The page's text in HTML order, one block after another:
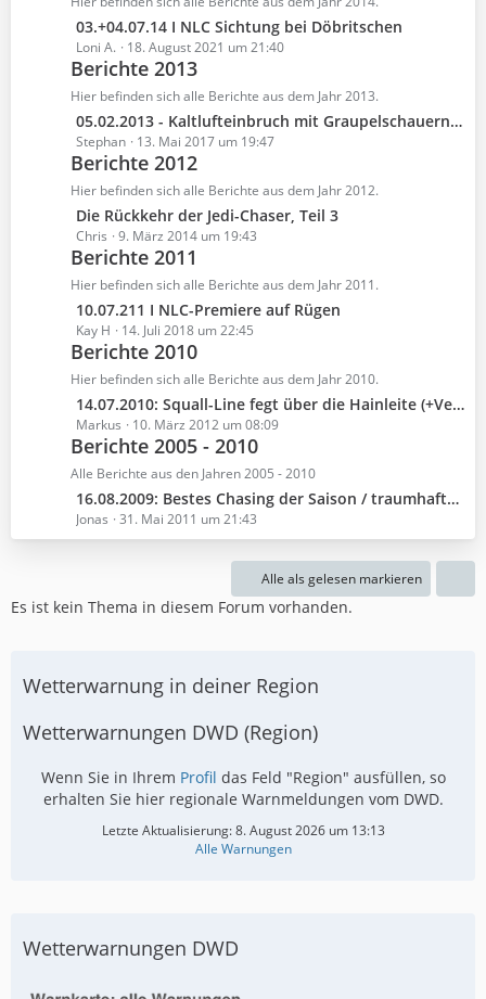
e
i
ä
g
e
e
B
i
r
ä
g
e
L
e
t
z
e
B
i
r
ä
g
e
03.+04.07.14 I NLC Sichtung bei Döbritschen
Loni A. 18. August 2021 um 21:40
Berichte 2013
Hier befinden sich alle Berichte aus dem Jahr 2013.
L
e
t
z
e
B
i
ä
g
e
05.02.2013 - Kaltlufteinbruch mit Graupelschauern in Jena
Stephan 13. Mai 2017 um 19:47
Berichte 2012
Hier befinden sich alle Berichte aus dem Jahr 2012.
L
e
t
z
e
B
i
ä
g
e
Die Rückkehr der Jedi-Chaser, Teil 3
Chris 9. März 2014 um 19:43
Berichte 2011
Hier befinden sich alle Berichte aus dem Jahr 2011.
L
e
t
z
e
B
i
r
10.07.211 I NLC-Premiere auf Rügen
Kay H 14. Juli 2018 um 22:45
Berichte 2010
Hier befinden sich alle Berichte aus dem Jahr 2010.
L
e
t
z
e
B
t
e
14.07.2010: Squall-Line fegt über die Hainleite (+Vergleich Squall 20.07.2007)
Markus 10. März 2012 um 08:09
Berichte 2005 - 2010
Alle Berichte aus den Jahren 2005 - 2010
L
e
t
e
t
ä
e
16.08.2009: Bestes Chasing der Saison / traumhafte Cbs
Jonas 31. Mai 2011 um 21:43
Alle als gelesen markieren
Es ist kein Thema in diesem Forum vorhanden.
Wetterwarnung in deiner Region
Wetterwarnungen DWD (Region)
Wenn Sie in Ihrem Profil das Feld "Region" ausfüllen, so
erhalten Sie hier regionale Warnmeldungen vom DWD.
Letzte Aktualisierung:8. August 2026 um 13:13
Alle Warnungen
Wetterwarnungen DWD